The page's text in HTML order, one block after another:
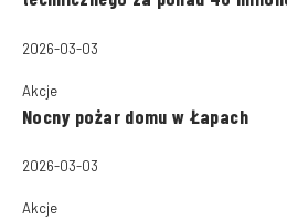
2026-03-03
Akcje
Nocny pożar domu w Łapach
2026-03-03
Akcje